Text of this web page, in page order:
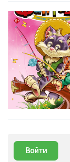
Войти